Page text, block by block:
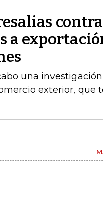
contra
a
una
exterior, que